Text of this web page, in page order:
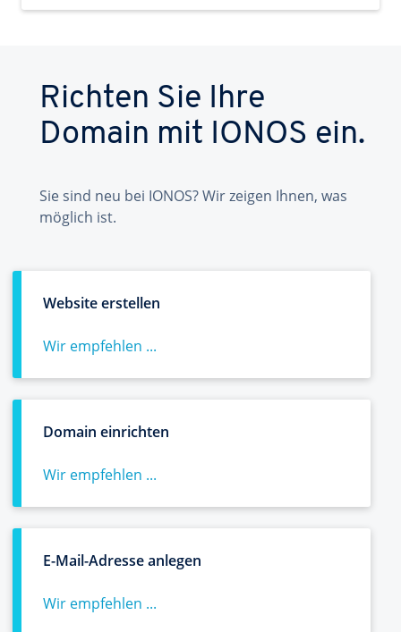
Richten Sie Ihre
Domain mit IONOS ein.
Sie sind neu bei IONOS? Wir zeigen Ihnen, was
möglich ist.
Website erstellen
Wir empfehlen ...
Domain einrichten
Wir empfehlen ...
E-Mail-Adresse anlegen
Wir empfehlen ...